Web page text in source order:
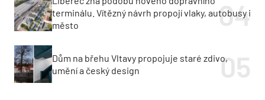
terminálu. Vítězný návrh propojí vlaky, autobusy i
město
Dům na břehu Vltavy propojuje staré zdivo,
umění a český design